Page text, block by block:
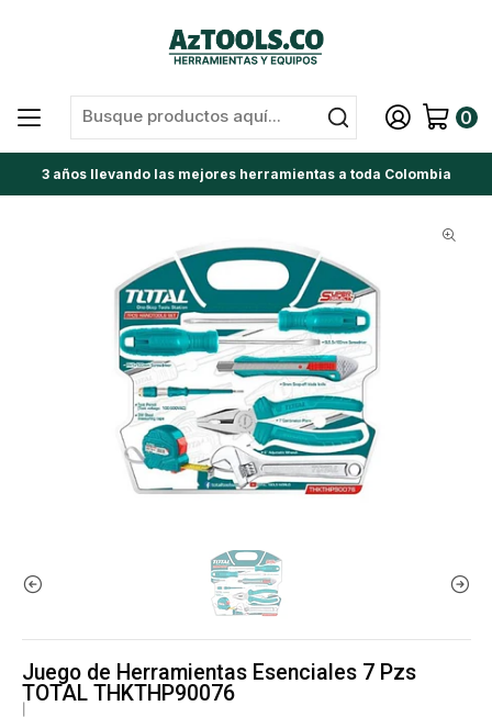
0
3 años llevando las mejores herramientas a toda Colombia
Juego de Herramientas Esenciales 7 Pzs
TOTAL THKTHP90076